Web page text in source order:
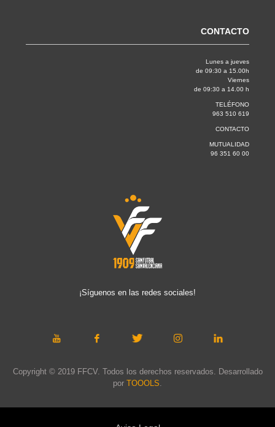
CONTACTO
Lunes a jueves
de 09:30 a 15.00h
Viernes
de 09:30 a 14.00 h
TELÉFONO
963 510 619
CONTACTO
MUTUALIDAD
96 351 60 00
¡Síguenos en las redes sociales!
Copyright © 2019 FFCV. Todos los derechos reservados. Desarrollado
por TOOOLS.